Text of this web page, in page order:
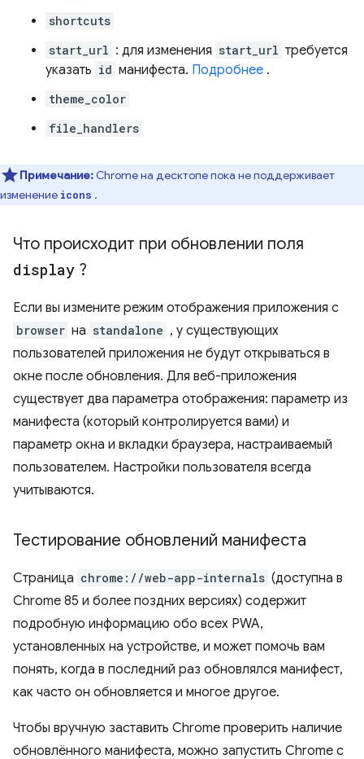
shortcuts
start_url : для изменения start_url требуется
указать id манифеста. Подробнее .
theme_color
file_handlers
Примечание: Chrome на десктопе пока не поддерживает
изменение icons .
Что происходит при обновлении поля
display ?
Если вы измените режим отображения приложения с
browser на standalone , у существующих
пользователей приложения не будут открываться в
окне после обновления. Для веб-приложения
существует два параметра отображения: параметр из
манифеста (который контролируется вами) и
параметр окна и вкладки браузера, настраиваемый
пользователем. Настройки пользователя всегда
учитываются.
Тестирование обновлений манифеста
Страница chrome://web-app-internals (доступна в
Chrome 85 и более поздних версиях) содержит
подробную информацию обо всех PWA,
установленных на устройстве, и может помочь вам
понять, когда в последний раз обновлялся манифест,
как часто он обновляется и многое другое.
Чтобы вручную заставить Chrome проверить наличие
обновлённого манифеста, можно запустить Chrome с